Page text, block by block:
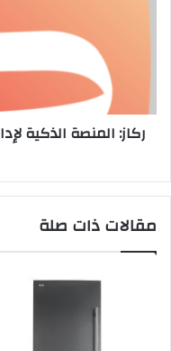
ركاز: المنصة الذكية
مقالات ذات صلة